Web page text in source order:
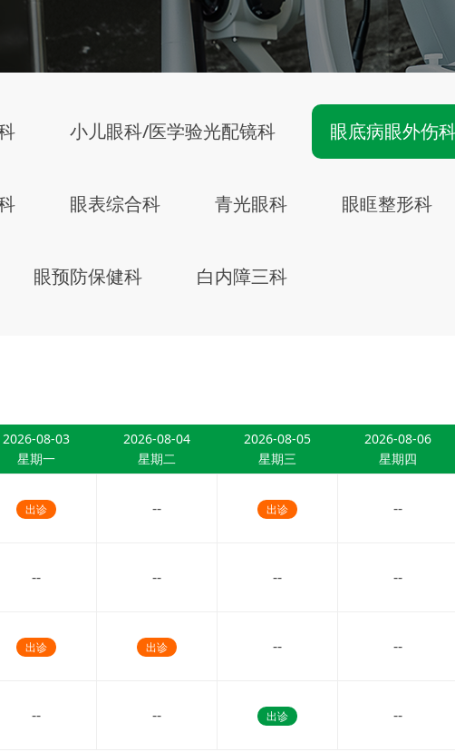
小儿眼科/医学验光配镜科 眼底病眼外伤
眼表综合科 青光眼科 眼眶整形科
眼预防保健科 白内障三科
2026-08-03
星期一
2026-08-04
星期二
2026-08-05
星期三
2026-08-06
星期四
出诊 -- 出诊 --
-- -- -- --
出诊 出诊 -- --
-- -- 出诊 --